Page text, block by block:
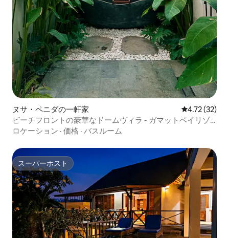
ヌサ・ペニダの一軒家 レビュー32
4.72 (32)
ビーチフロントの豪華なドームヴィラ - ガマットベイリゾ
ート #5
ロケーション · 価格 · バスルーム
スーパーホスト
スーパーホスト